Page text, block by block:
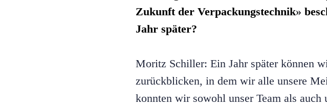
Zukunft der Verpackungstechnik»
Jahr später?
Moritz Schiller: Ein Jahr später können
zurückblicken, in dem wir alle unsere
konnten wir sowohl unser Team als